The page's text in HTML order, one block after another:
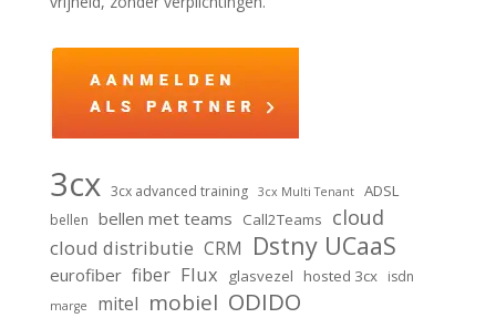
3cx 3cx advanced training 3cx Multi Tenant ADSL
bellen bellen met teams Call2Teams cloud
cloud distributie CRM Dstny UCaaS
eurofiber fiber Flux glasvezel hosted 3cx isdn
marge mitel mobiel ODIDO